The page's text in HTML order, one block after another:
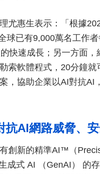
尤惠生表示：「根據
球已有9,000萬名工作
快速成長；另一方面
索軟體程式，20分鐘
，協助企業以AI對抗AI
AI網路威脅、
創新的精準AI™（
成式 AI （GenAI） 的